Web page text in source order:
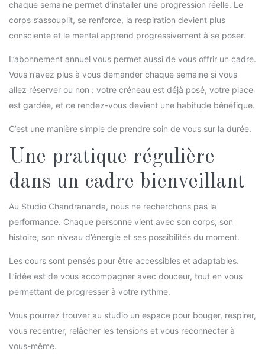
chaque semaine permet d’installer une progression réelle. Le
corps s’assouplit, se renforce, la respiration devient plus
consciente et le mental apprend progressivement à se poser.
L’abonnement annuel vous permet aussi de vous offrir un cadre.
Vous n’avez plus à vous demander chaque semaine si vous
allez réserver ou non : votre créneau est déjà posé, votre place
est gardée, et ce rendez-vous devient une habitude bénéfique.
C’est une manière simple de prendre soin de vous sur la durée.
Une pratique régulière
dans un cadre bienveillant
Au Studio Chandrananda, nous ne recherchons pas la
performance. Chaque personne vient avec son corps, son
histoire, son niveau d’énergie et ses possibilités du moment.
Les cours sont pensés pour être accessibles et adaptables.
L’idée est de vous accompagner avec douceur, tout en vous
permettant de progresser à votre rythme.
Vous pourrez trouver au studio un espace pour bouger, respirer,
vous recentrer, relâcher les tensions et vous reconnecter à
vous-même.